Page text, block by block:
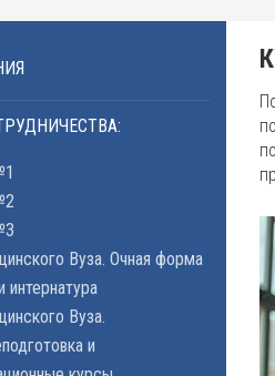
Вуза. Очная форма
интернатура
Вуза.
и